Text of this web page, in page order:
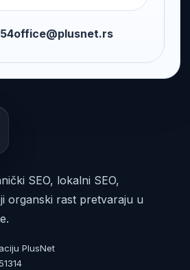
office@plusnet.rs
SEO, lokalni SEO,
organski rast pretvaraju u
PlusNet